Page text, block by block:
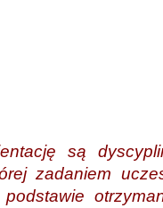
są
zadaniem